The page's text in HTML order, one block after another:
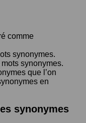
comme
synonymes.
synonymes.
que l’on
en
synonymes